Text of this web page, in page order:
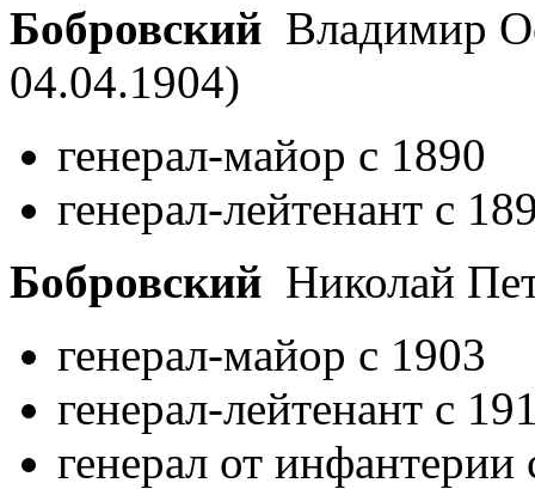
Бобровский Владимир
04.04.1904)
генерал-майор с 1890
генерал-лейтенант с
Бобровский Николай
генерал-майор с 1903
генерал-лейтенант с
генерал от